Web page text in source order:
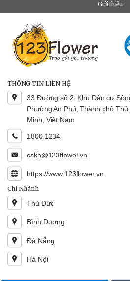
Giới thiệu
THÔNG TIN LIÊN HỆ
33 Đường số 2, Khu Dân cư
Phường An Phú, Thành phố
Minh, Việt Nam
1800 1234
cskh@123flower.vn
https://www.123flower.vn
Chi Nhánh
Thủ Đức
Bình Dương
Đà Nẵng
Hà Nội